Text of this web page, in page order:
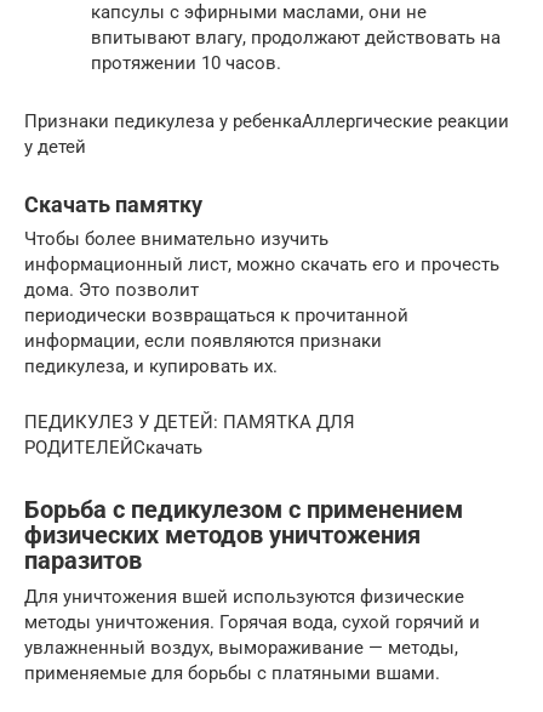
капсулы с эфирными маслами, они не
впитывают влагу, продолжают действовать на
протяжении 10 часов.
Признаки педикулеза у ребенкаАллергические реакции
у детей
Скачать памятку
Чтобы более внимательно изучить
информационный лист, можно скачать его и прочесть
дома. Это позволит
периодически возвращаться к прочитанной
информации, если появляются признаки
педикулеза, и купировать их.
ПЕДИКУЛЕЗ У ДЕТЕЙ: ПАМЯТКА ДЛЯ
РОДИТЕЛЕЙСкачать
Борьба с педикулезом с применением
физических методов уничтожения
паразитов
Для уничтожения вшей используются физические
методы уничтожения. Горячая вода, сухой горячий и
увлажненный воздух, вымораживание — методы,
применяемые для борьбы с платяными вшами.